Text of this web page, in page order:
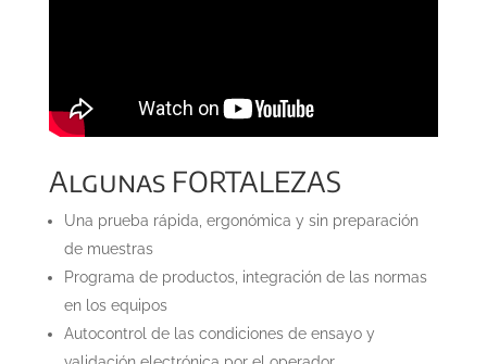
Algunas FORTALEZAS
Una prueba rápida, ergonómica y sin preparación
de muestras
Programa de productos, integración de las normas
en los equipos
Autocontrol de las condiciones de ensayo y